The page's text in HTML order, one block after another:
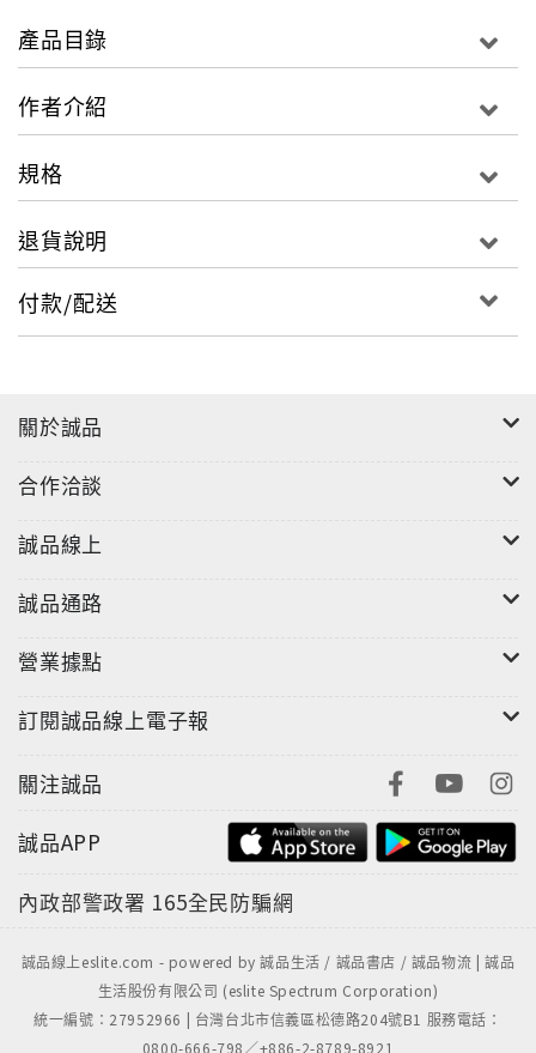
產品目錄
作者介紹
規格
退貨說明
付款/配送
關於誠品
合作洽談
誠品線上
誠品通路
營業據點
訂閱誠品線上電子報
關注誠品
誠品APP
內政部警政署 165全民防騙網
誠品線上eslite.com - powered by 誠品生活 / 誠品書店 / 誠品物流 | 誠品
生活股份有限公司 (eslite Spectrum Corporation)
統一編號：27952966 | 台灣台北市信義區松德路204號B1 服務電話：
0800-666-798／+886-2-8789-8921